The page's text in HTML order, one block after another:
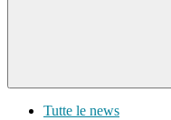
Tutte le news